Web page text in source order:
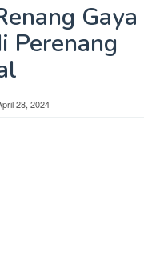
Gaya
Perenang
28, 2024